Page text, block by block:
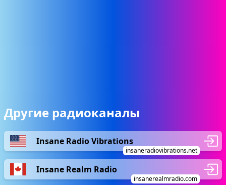
Другие радиоканалы
Insane Radio Vibrations
insaneradiovibrations.net
Insane Realm Radio
insanerealmradio.com